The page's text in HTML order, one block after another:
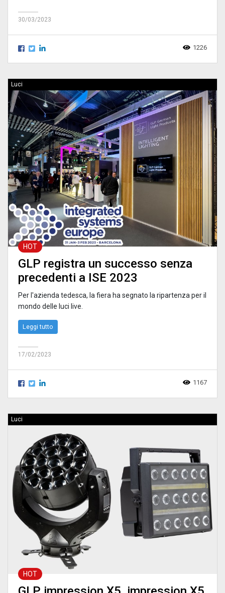
30/03/2023
1226
Luci
HOT
GLP registra un successo senza
precedenti a ISE 2023
Per l'azienda tedesca, la fiera ha segnato la ripartenza per il
mondo delle luci live.
Leggi tutto
17/02/2023
1167
Luci
HOT